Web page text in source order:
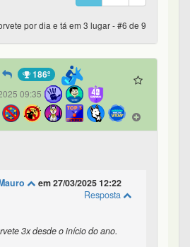
por dia e tá em 3 lugar - #6 de 9
186º
09:35
em 27/03/2025 12:22
Resposta
3x desde o início do ano.